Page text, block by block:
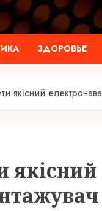
ЗДОРОВЬЕ
якісний
якісний